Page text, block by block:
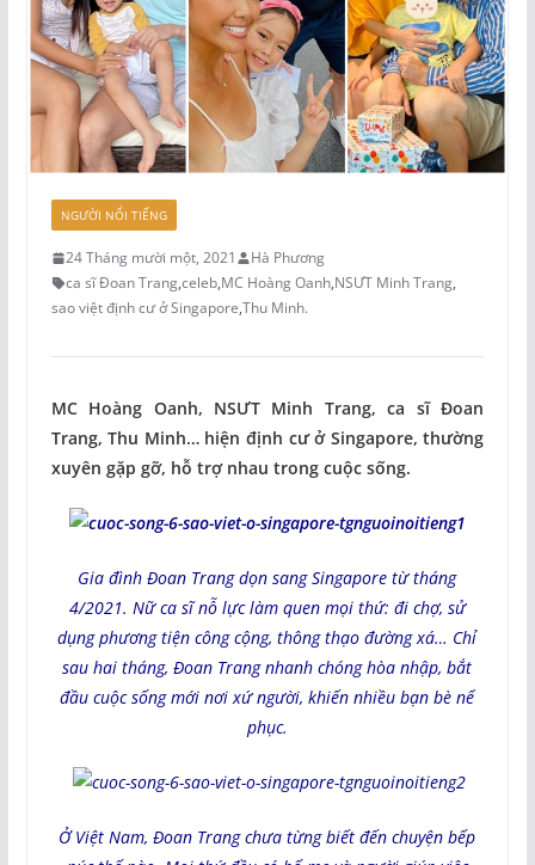
NGƯỜI NỔI TIẾNG
24 Tháng mười một, 2021
Hà Phương
ca sĩ Đoan Trang,celeb,MC Hoàng Oanh,NSƯT Minh Trang,
sao việt định cư ở Singapore,Thu Minh.
MC Hoàng Oanh, NSƯT Minh Trang, ca sĩ Đoan
Trang, Thu Minh… hiện định cư ở Singapore, thường
xuyên gặp gỡ, hỗ trợ nhau trong cuộc sống.
Gia đình Đoan Trang dọn sang Singapore từ tháng
4/2021. Nữ ca sĩ nỗ lực làm quen mọi thứ: đi chợ, sử
dụng phương tiện công cộng, thông thạo đường xá… Chỉ
sau hai tháng, Đoan Trang nhanh chóng hòa nhập, bắt
đầu cuộc sống mới nơi xứ người, khiến nhiều bạn bè nể
phục.
Ở Việt Nam, Đoan Trang chưa từng biết đến chuyện bếp